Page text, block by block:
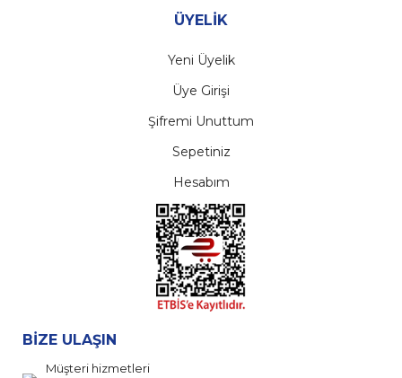
ÜYELİK
Yeni Üyelik
Üye Girişi
Şifremi Unuttum
Sepetiniz
Hesabım
BİZE ULAŞIN
Müşteri hizmetleri